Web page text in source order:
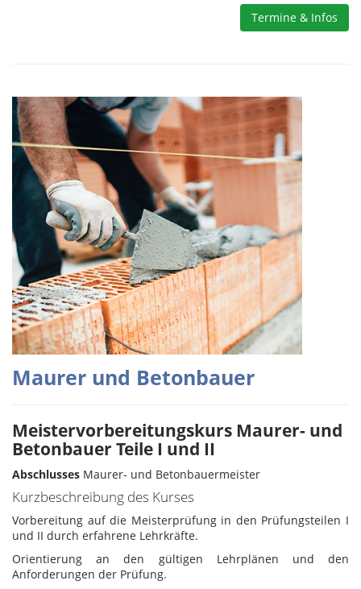
Termine & Infos
Maurer und Betonbauer
Meistervorbereitungskurs Maurer- und
Betonbauer Teile I und II
Abschlusses Maurer- und Betonbauermeister
Kurzbeschreibung des Kurses
Vorbereitung auf die Meisterprüfung in den Prüfungsteilen I
und II durch erfahrene Lehrkräfte.
Orientierung an den gültigen Lehrplänen und den
Anforderungen der Prüfung.